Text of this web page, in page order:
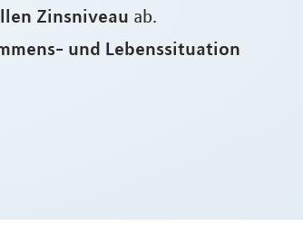
Zinsniveau ab.
und Lebenssituation